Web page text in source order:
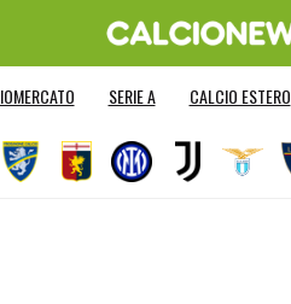
SERIE A CALCIO ESTERO